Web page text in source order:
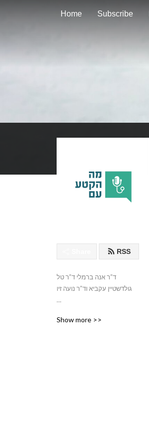
Home Subscribe
RSS
ד”ר אנה ברמלי ד”ר טל
גולדשטיין עקביא וד”ר נועה זיו
לדעת ברפואת ילדים אבל
Show more >>